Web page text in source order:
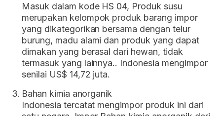
Masuk dalam kode HS 04, Produk susu
merupakan kelompok produk barang impor
yang dikategorikan bersama dengan telur
burung, madu alami dan produk yang dapat
dimakan yang berasal dari hewan, tidak
termasuk yang lainnya.. Indonesia mengimpor
senilai US$ 14,72 juta.
Bahan kimia anorganik
Indonesia tercatat mengimpor produk ini dari